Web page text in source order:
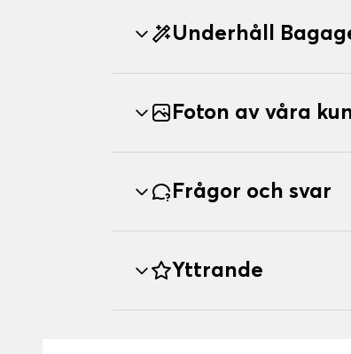
Underhåll
Foton av våra
Frågor och svar
Yttrande